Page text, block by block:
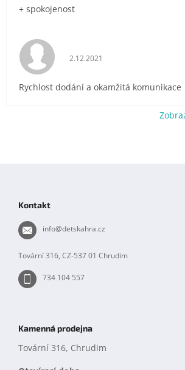
+ spokojenost
Hodnocení obchodu je 5 z 5
2.12.2021
Rychlost dodání a okamžitá komunikace
Kontakt
info@detskahra.cz
Tovární 316, CZ-537 01 Chrudim
734 104 557
Kamenná prodejna
Tovární 316, Chrudim